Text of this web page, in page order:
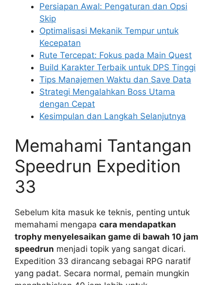
Persiapan Awal: Pengaturan dan Opsi
Skip
Optimalisasi Mekanik Tempur untuk
Kecepatan
Rute Tercepat: Fokus pada Main Quest
Build Karakter Terbaik untuk DPS Tinggi
Tips Manajemen Waktu dan Save Data
Strategi Mengalahkan Boss Utama
dengan Cepat
Kesimpulan dan Langkah Selanjutnya
Memahami Tantangan
Speedrun Expedition
33
Sebelum kita masuk ke teknis, penting untuk
memahami mengapa cara mendapatkan
trophy menyelesaikan game di bawah 10 jam
speedrun menjadi topik yang sangat dicari.
Expedition 33 dirancang sebagai RPG naratif
yang padat. Secara normal, pemain mungkin